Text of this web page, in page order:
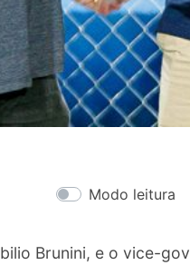
Modo leitura
Brunini, e o vice-